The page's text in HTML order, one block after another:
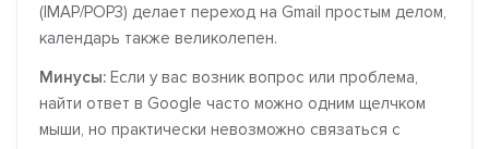
(IMAP/POP3) делает переход на Gmail простым делом,
календарь также великолепен.
Минусы: Если у вас возник вопрос или проблема,
найти ответ в Google часто можно одним щелчком
мыши, но практически невозможно связаться с